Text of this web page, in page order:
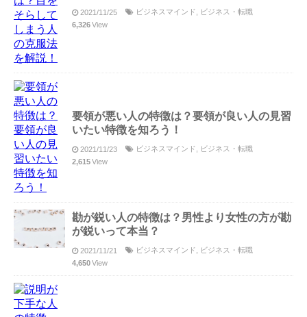
2021/11/25 ビジネスマインド
ビジネス・転職
6,326View
要領が悪い人の特徴は？要領が良い人の見習
いたい特徴を知ろう！
2021/11/23 ビジネスマインド
ビジネス・転職
2,615View
勘が鋭い人の特徴は？男性より女性の方が勘
が鋭いって本当？
2021/11/21 ビジネスマインド
ビジネス・転職
4,650View